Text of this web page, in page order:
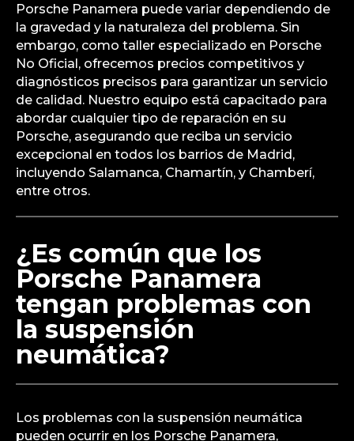
Porsche Panamera puede variar dependiendo de
la gravedad y la naturaleza del problema. Sin
embargo, como taller especializado en Porsche
No Oficial, ofrecemos precios competitivos y
diagnósticos precisos para garantizar un servicio
de calidad. Nuestro equipo está capacitado para
abordar cualquier tipo de reparación en su
Porsche, asegurando que reciba un servicio
excepcional en todos los barrios de Madrid,
incluyendo Salamanca, Chamartín, y Chamberí,
entre otros.
¿Es común que los
Porsche Panamera
tengan problemas con
la suspensión
neumática?
Los problemas con la suspensión neumática
pueden ocurrir en los Porsche Panamera,